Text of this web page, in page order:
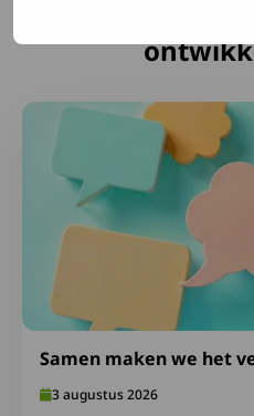
Samen maken we het
3 augustus 2026
Lees meer over Samen